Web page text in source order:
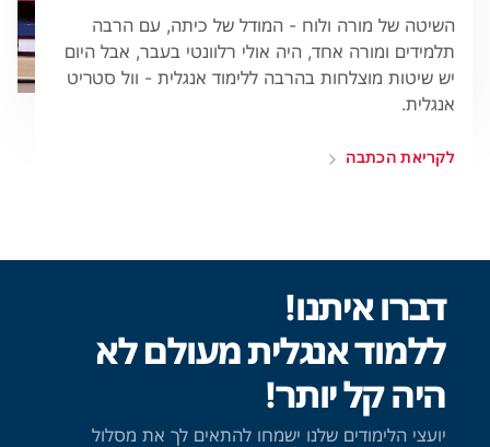
השיטה של מורה ולוח - המודל של כיתה, עם הרבה
תלמידים ומורה אחד, היה אולי רלוונטי בעבר, אבל היום
יש שיטות מוצלחות בהרבה ללימוד אנגלית - וול סטריט
אנגלית.
לקריאת הכתבה
דברו איתנו!
ללמוד אנגלית מעולם לא
היה קל יותר!
יועצי הלימודים שלנו ישמחו להתאים לך את מסלול